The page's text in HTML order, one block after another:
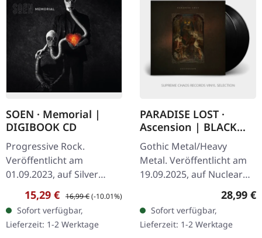
SOEN · Memorial |
DIGIBOOK CD
Progressive Rock.
Veröffentlicht am
01.09.2023, auf Silver
Lining. CD im Digibook
mit 22-seitigem Booklet.
Soen liefern mit
„Memorial" ihr bisher…
Verkaufspreis:
15,29 € Regulärer Preis:
16,99 €(-10.01%)
Sofort verfügbar,
Lieferzeit: 1-2 Werktage
PARADISE LOST ·
Ascension | BLACK
2LP
Gothic Metal/Heavy
Metal. Veröffentlicht am
19.09.2025, auf Nuclear
Blast Records. Schwarzes
Doppel-Vinyl im Gatefold-
Cover. PARADISE LOST
liefern…
28,99 €
Sofort verfügbar,
Lieferzeit: 1-2 Werktage